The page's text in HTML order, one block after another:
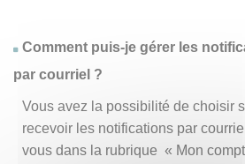
Comment puis-je gérer les
par courriel ?
Vous avez la possibilité de choisir
recevoir les notifications par
vous dans la rubrique « Mon